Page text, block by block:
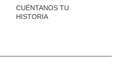
CUÉNTANOS TU
HISTORIA